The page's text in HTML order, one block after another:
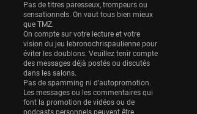
Portland Trail Blazers
27 sessions
Eurobasket
25 sessions
Detroit Pistons
25 sessions
Pas de titres paresseux, trompeurs ou
sensationnels. On vaut tous bien mieux
que TMZ.
On compte sur votre lecture et votre
vision du jeu lebronochrispaulienne pour
éviter les doublons. Veuillez tenir compte
des messages déjà postés ou discutés
dans les salons.
Pas de spamming ni d’autopromotion.
Les messages ou les commentaires qui
font la promotion de vidéos ou de
podcasts personnels peuvent être